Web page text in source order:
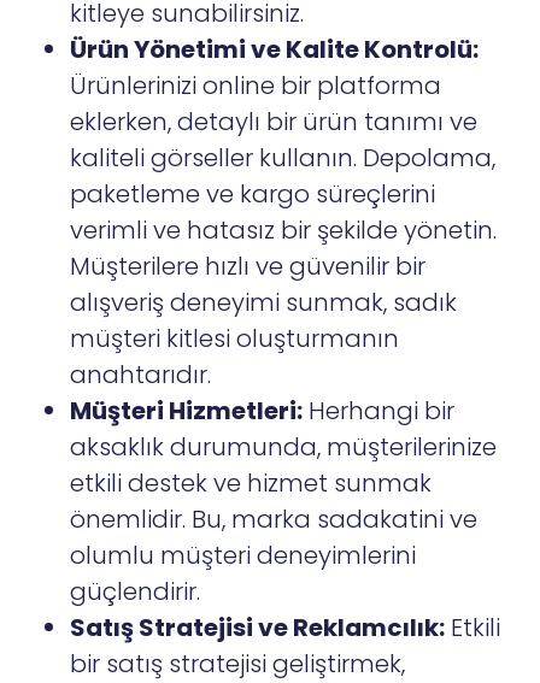
kitleye sunabilirsiniz.
Ürün Yönetimi ve Kalite Kontrolü:
Ürünlerinizi online bir platforma
eklerken, detaylı bir ürün tanımı ve
kaliteli görseller kullanın. Depolama,
paketleme ve kargo süreçlerini
verimli ve hatasız bir şekilde yönetin.
Müşterilere hızlı ve güvenilir bir
alışveriş deneyimi sunmak, sadık
müşteri kitlesi oluşturmanın
anahtarıdır.
Müşteri Hizmetleri: Herhangi bir
aksaklık durumunda, müşterilerinize
etkili destek ve hizmet sunmak
önemlidir. Bu, marka sadakatini ve
olumlu müşteri deneyimlerini
güçlendirir.
Satış Stratejisi ve Reklamcılık: Etkili
bir satış stratejisi geliştirmek,